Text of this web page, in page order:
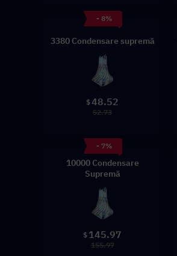
- 8%
3380 Condensare supremă
$48.52
52.73
- 7%
10000 Condensare
Supremă
$ 145.97
155.97